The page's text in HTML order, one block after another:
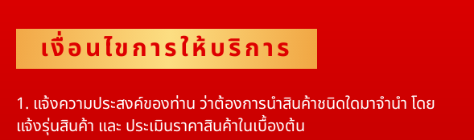
เงื่อนไขการให้บริการ
1. แจ้งความประสงค์ของท่าน ว่าต้องการนำสินค้าชนิดใดมาจำนำ โดย
แจ้งรุ่นสินค้า และ ประเมินราคาสินค้าในเบื้องต้น